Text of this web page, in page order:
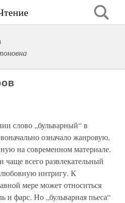
слово „бульварный“ в
означало жанровую,
на современном материале.
чаще всего развлекательный
любовную интригу. К
мере может относиться
и фарс. Но „бульварная пьеса“